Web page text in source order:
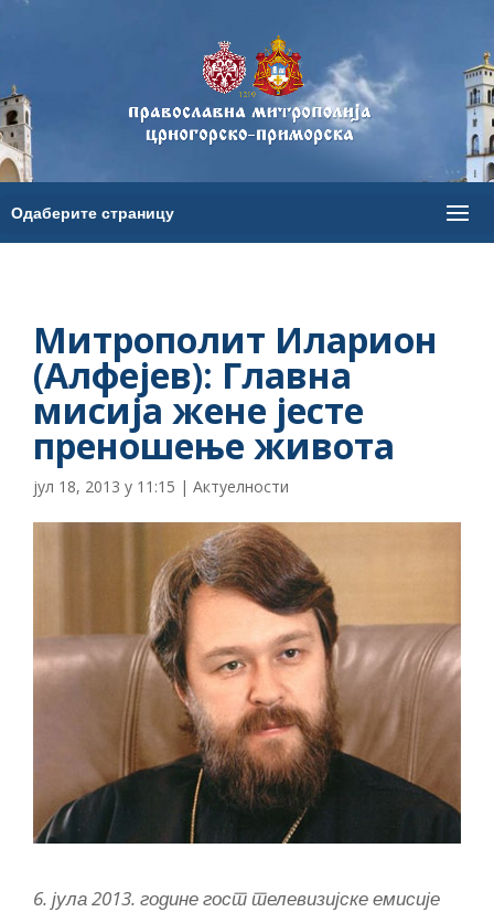
Митрополит Иларион
(Алфејев): Главна
мисија жене јесте
преношење живота
јул 18, 2013 у 11:15 | Актуелности
6. јула 2013. године гост телевизијске емисије